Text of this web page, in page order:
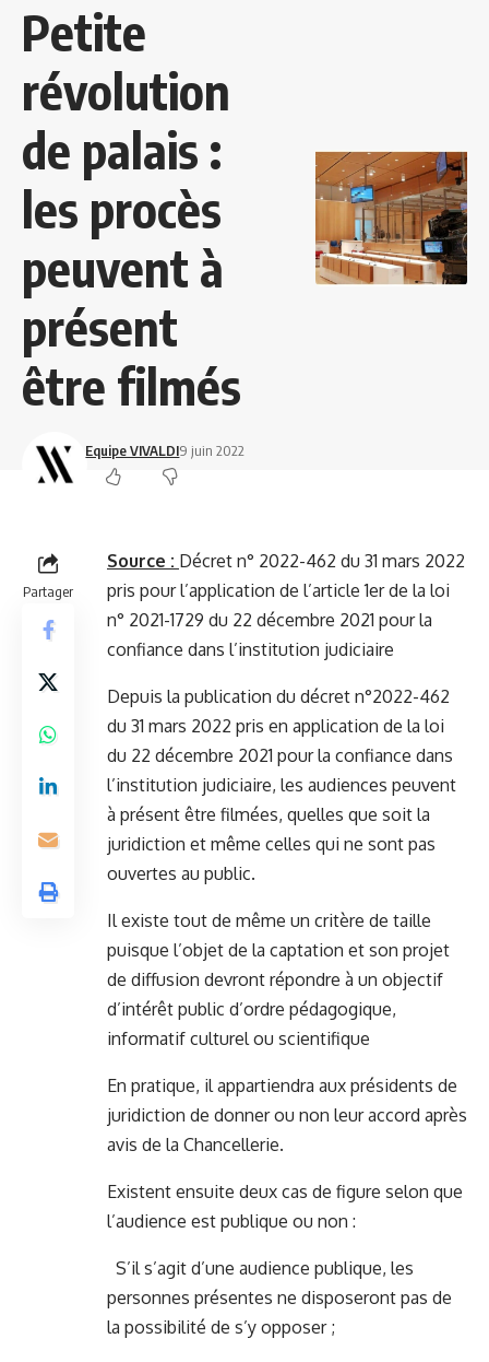
Petite
révolution
de palais :
les procès
peuvent à
présent
être filmés
Equipe VIVALDI9 juin 2022
Partager
Source : Décret n° 2022-462 du 31 mars 2022
pris pour l’application de l’article 1er de la loi
n° 2021-1729 du 22 décembre 2021 pour la
confiance dans l’institution judiciaire
Depuis la publication du décret n°2022-462
du 31 mars 2022 pris en application de la loi
du 22 décembre 2021 pour la confiance dans
l’institution judiciaire, les audiences peuvent
à présent être filmées, quelles que soit la
juridiction et même celles qui ne sont pas
ouvertes au public.
Il existe tout de même un critère de taille
puisque l’objet de la captation et son projet
de diffusion devront répondre à un objectif
d’intérêt public d’ordre pédagogique,
informatif culturel ou scientifique
En pratique, il appartiendra aux présidents de
juridiction de donner ou non leur accord après
avis de la Chancellerie.
Existent ensuite deux cas de figure selon que
l’audience est publique ou non :
S’il s’agit d’une audience publique, les
personnes présentes ne disposeront pas de
la possibilité de s’y opposer ;